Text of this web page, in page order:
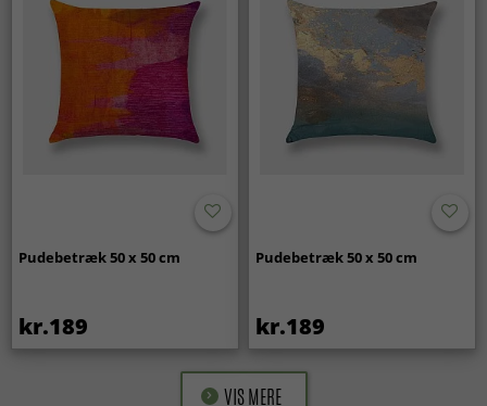
Pudebetræk 50 x 50 cm
kr.189
Pudebetræk 50 x 50 cm
kr.189
VIS MERE